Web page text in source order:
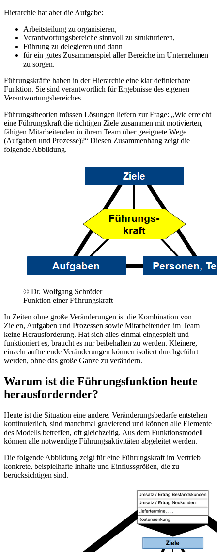
Hierarchie hat aber die Aufgabe:
Arbeitsteilung zu organisieren,
Verantwortungsbereiche sinnvoll zu strukturieren,
Führung zu delegieren und dann
für ein gutes Zusammenspiel aller Bereiche im Unternehmen
zu sorgen.
Führungskräfte haben in der Hierarchie eine klar definierbare
Funktion. Sie sind verantwortlich für Ergebnisse des eigenen
Verantwortungsbereiches.
Führungstheorien müssen Lösungen liefern zur Frage: „Wie erreicht
eine Führungskraft die richtigen Ziele zusammen mit motivierten,
fähigen Mitarbeitenden in ihrem Team über geeignete Wege
(Aufgaben und Prozesse)?“ Diesen Zusammenhang zeigt die
folgende Abbildung.
© Dr. Wolfgang Schröder
Funktion einer Führungskraft
In Zeiten ohne große Veränderungen ist die Kombination von
Zielen, Aufgaben und Prozessen sowie Mitarbeitenden im Team
keine Herausforderung. Hat sich alles einmal eingespielt und
funktioniert es, braucht es nur beibehalten zu werden. Kleinere,
einzeln auftretende Veränderungen können isoliert durchgeführt
werden, ohne das große Ganze zu verändern.
Warum ist die Führungsfunktion heute
herausfordernder?
Heute ist die Situation eine andere. Veränderungsbedarfe entstehen
kontinuierlich, sind manchmal gravierend und können alle Elemente
des Modells betreffen, oft gleichzeitig. Aus dem Funktionsmodell
können alle notwendige Führungsaktivitäten abgeleitet werden.
Die folgende Abbildung zeigt für eine Führungskraft im Vertrieb
konkrete, beispielhafte Inhalte und Einflussgrößen, die zu
berücksichtigen sind.